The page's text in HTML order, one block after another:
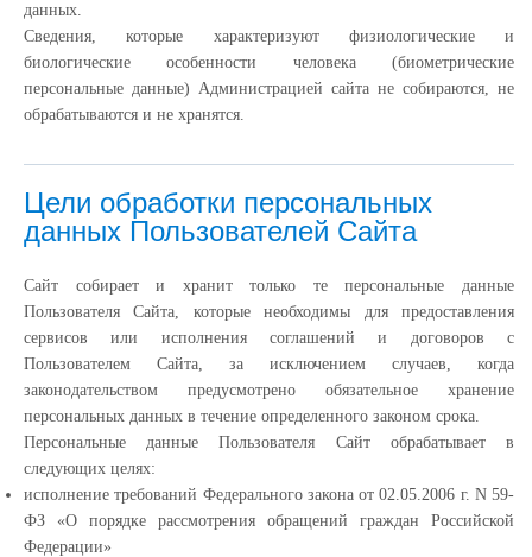
данных.
Сведения, которые характеризуют физиологические и
биологические особенности человека (биометрические
персональные данные) Администрацией сайта не собираются, не
обрабатываются и не хранятся.
Цели обработки персональных
данных Пользователей Сайта
Сайт собирает и хранит только те персональные данные
Пользователя Сайта, которые необходимы для предоставления
сервисов или исполнения соглашений и договоров с
Пользователем Сайта, за исключением случаев, когда
законодательством предусмотрено обязательное хранение
персональных данных в течение определенного законом срока.
Персональные данные Пользователя Сайт обрабатывает в
следующих целях:
исполнение требований Федерального закона от 02.05.2006 г. N 59-
ФЗ «О порядке рассмотрения обращений граждан Российской
Федерации»